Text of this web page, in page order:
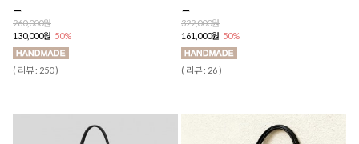
260,000원
130,000원 50%
( 리뷰 : 250 )
322,000원
161,000원 50%
( 리뷰 : 26 )